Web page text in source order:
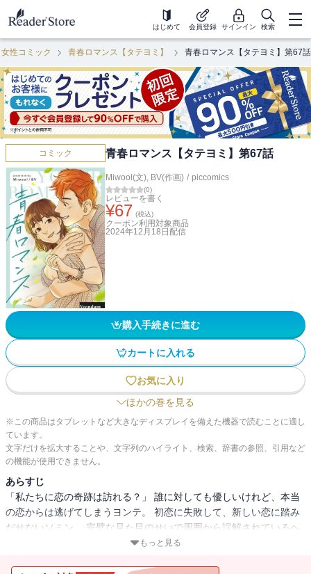
はじめて 会員登録 サインイン 検索
女性コミック 青春ロマンス【タテヨミ】 青春ロマンス【タテヨミ】第67話
コミック 青春ロマンス【タテヨミ】第67話
Miwool(文), BV(作画) / piccomics
(0)
レビューを書く
¥67 (税込)
クーポン利用対象商品
2024年12月18日 配信
購入手続きに進む
カートに入れる
お気に入り
ほかの巻を見る
※この商品はタブレットなど大きなディスプレイを備えた機器で読むことに適し
ています。
文字だけを拡大することや、文字列のハイライト、検索、辞書の参照、引用など
の機能が使用できません。
あらすじ
「私たちに恋の奇跡は訪れる？」 誰に対しても優しいけれど、本当
の恋からは逃げてしまうヨンテ。 初恋に失敗して、新しい恋に踏み
だせないソミン。 完璧な見た目のせいで周囲から誤解されているヘ
リ。 そんなヘリの心の扉を開こうとするファウン。 不安でいっぱい
もっと見る